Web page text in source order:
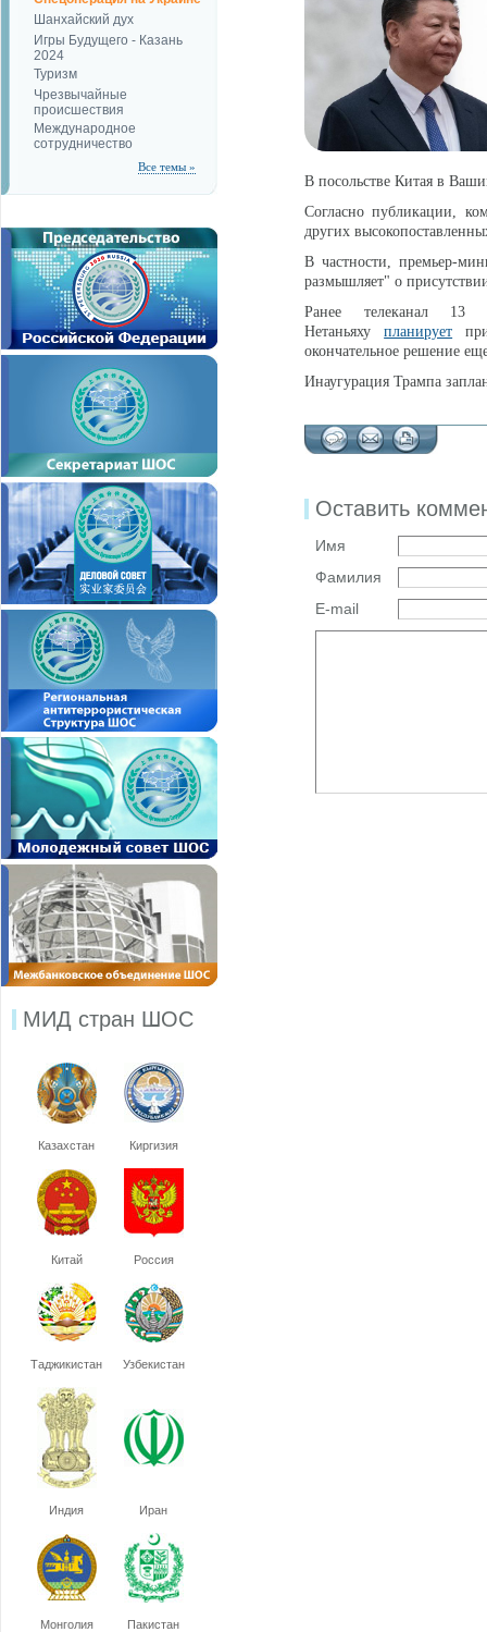
Шанхайский дух
Игры Будущего - Казань
2024
Туризм
Чрезвычайные
происшествия
Международное
сотрудничество
Все темы »
МИД стран ШОС
Казахстан Киргизия
Китай Россия
Таджикистан Узбекистан
Индия Иран
Монголия Пакистан
В посольстве Китая в
Согласно публикации,
других
В частности, премьер-
размышляет" о
Ранее телеканал 13
Нетаньяхупланирует
окончательное решение
Инаугурация Трампа
Оставить
Имя
Фамилия
E-mail